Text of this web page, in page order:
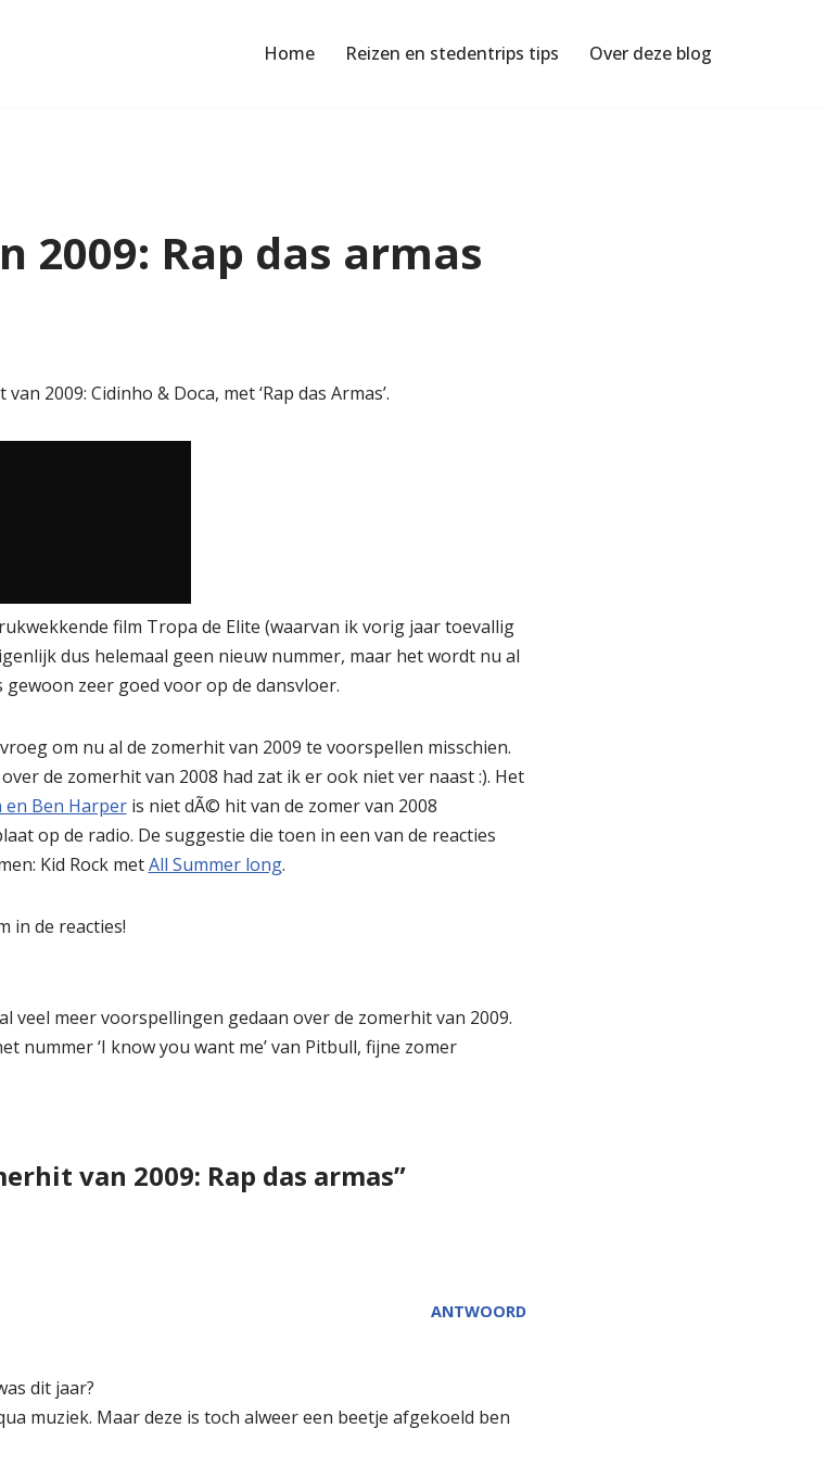
Home Reizen en stedentrips tips Over deze blog
2009: Rap das armas
2009: Cidinho & Doca, met ‘Rap das Armas’.
film Tropa de Elite (waarvan ik vorig jaar toevallig
dus helemaal geen nieuw nummer, maar het wordt nu al
zeer goed voor op de dansvloer.
om nu al de zomerhit van 2009 te voorspellen misschien.
de zomerhit van 2008 had zat ik er ook niet ver naast :). Het
en Ben Harperis niet dÃ© hit van de zomer van 2008
op de radio. De suggestie die toen in een van de reacties
Kid Rock metAll Summer long.
in de reacties!
veel meer voorspellingen gedaan over de zomerhit van 2009.
nummer ‘I know you want me’ van Pitbull, fijne zomer
van 2009: Rap das armas”
ANTWOORD
dit jaar?
muziek. Maar deze is toch alweer een beetje afgekoeld ben